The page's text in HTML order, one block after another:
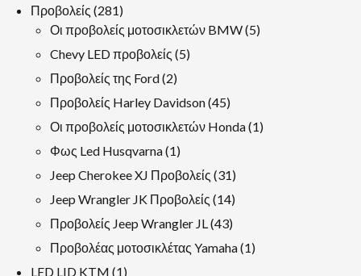
Προβολείς 281281
προϊόντα
Οι προβολείς μοτοσικλετών BMW 55
Chevy LED προβολείς 55
Προβολείς της Ford 22
προϊόντα
Προβολείς Harley Davidson 4545
προϊόντα
Οι προβολείς μοτοσικλετών Honda 11
Φως Led Husqvarna 11
προϊόν
Jeep Cherokee XJ Προβολείς 3131
προϊόντα
Jeep Wrangler JK Προβολείς 1414
προϊόντα
Προβολείς Jeep Wrangler JL 4343
προϊόντα
Προβολέας μοτοσικλέτας Yamaha 11
LED LID KTM 11